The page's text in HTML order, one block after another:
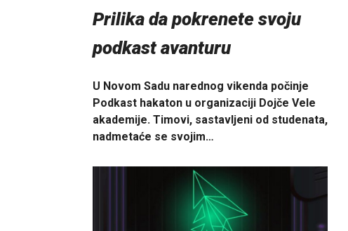
Prilika da pokrenete svoju
podkast avanturu
U Novom Sadu narednog vikenda počinje
Podkast hakaton u organizaciji Dojče Vele
akademije. Timovi, sastavljeni od studenata,
nadmetaće se svojim…